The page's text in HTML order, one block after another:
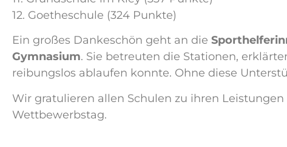
12. Goetheschule (324 Punkte)
Ein großes Dankeschön geht an die
Gymnasium. Sie betreuten die Stationen,
reibungslos ablaufen konnte. Ohne diese
Wir gratulieren allen Schulen zu ihren
Wettbewerbstag.